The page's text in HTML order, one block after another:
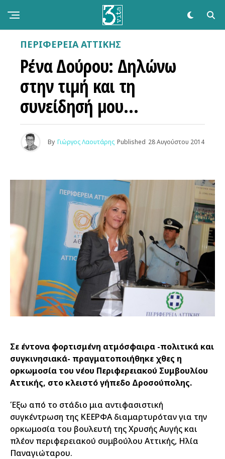
ΠΕΡΙΦΕΡΕΙΑ ΑΤΤΙΚΗΣ
Ρένα Δούρου: Δηλώνω
στην τιμή και τη
συνείδησή μου…
By Γιώργος Λαουτάρης Published 28 Αυγούστου 2014
Σε έντονα φορτισμένη ατμόσφαιρα -πολιτικά και
συγκινησιακά- πραγματοποιήθηκε χθες η
ορκωμοσία του νέου Περιφερειακού Συμβουλίου
Αττικής, στο κλειστό γήπεδο Δροσούπολης.
Έξω από το στάδιο μια αντιφασιστική
συγκέντρωση της ΚΕΕΡΦΑ διαμαρτυρόταν για την
ορκωμοσία του βουλευτή της Χρυσής Αυγής και
πλέον περιφερειακού συμβούλου Αττικής, Ηλία
Παναγιώταρου.